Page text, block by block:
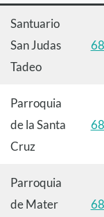
Santuario
San Judas
Tadeo
Parroquia
de la Santa
Cruz
Parroquia
de Mater